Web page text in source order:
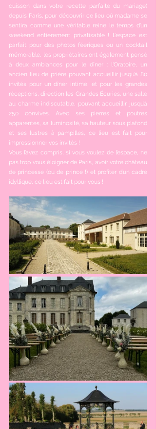
cuisson dans votre recette parfaite du mariage)
depuis Paris, pour découvrir ce lieu où madame se
sentira comme une véritable reine le temps d’un
weekend entièrement privatisable ! L’espace est
parfait pour des photos féeriques ou un cocktail
mémorable, les propriétaires ont également pensé
à deux ambiances pour le dîner : l'Oratoire, un
ancien lieu de prière pouvant accueillir jusqu’à 80
invités pour un dîner intime, et pour les grandes
réceptions, direction les Grandes Écuries, une salle
au charme indiscutable, pouvant accueillir jusqu’à
250 convives. Avec ses pierres et poutres
apparentes, sa luminosité, sa hauteur sous plafond
et ses lustres à pampilles, ce lieu est fait pour
impressionner vos invités !
Vous l’avez compris, si vous voulez de l’espace, ne
pas trop vous éloigner de Paris, avoir votre château
de princesse (ou de prince !) et profiter d’un cadre
idyllique, ce lieu est fait pour vous !